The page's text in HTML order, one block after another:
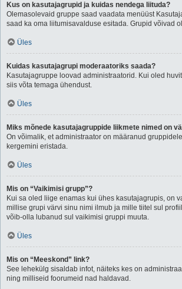
Kus on kasutajagrupid ja kuidas nendega liituda?
Olemasolevaid gruppe saad vaadata menüüst
saad ka oma liitumisavalduse esitada. Grupid võivad
Üles
Kuidas kasutajagrupi moderaatoriks saada?
Kasutajagruppe loovad administraatorid. Kui oled
siis võta temaga ühendust.
Üles
Miks mõnede kasutajagruppide liikmete nimed on
On võimalik, et administraator on määranud
kergemini eristada.
Üles
Mis on “Vaikimisi grupp”?
Kui sa oled liige enamas kui ühes kasutajagrupis, on
millise grupi värvi sinu nimi ilmub ja mille tiitel sul
võib-olla lubanud sul vaikimisi gruppi muuta.
Üles
Mis on “Meeskond” link?
See lehekülg sisaldab infot, näiteks kes on
ning milliseid foorumeid nad haldavad.